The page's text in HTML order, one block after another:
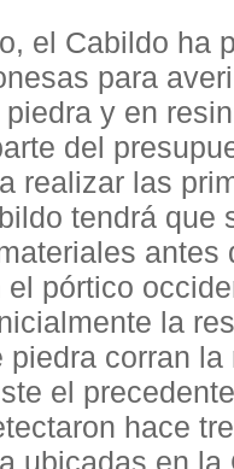
el Cabildo ha
para
y en
del
realizar las
tendrá que
antes
el pórtico
la
corran
el
hace
ubicadas en